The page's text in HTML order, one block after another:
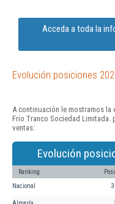
Acceda a toda la
Evolución posiciones
A continuación le mostramos la
Frio Tranco Sociedad
ventas:
Evolución
Ranking
Nacional